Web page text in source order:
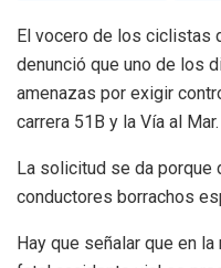
El vocero de los ciclistas
denunció que uno de los
amenazas por exigir
carrera 51B y la Vía al Mar.
La solicitud se da
conductores borrachos
Hay que señalar que en